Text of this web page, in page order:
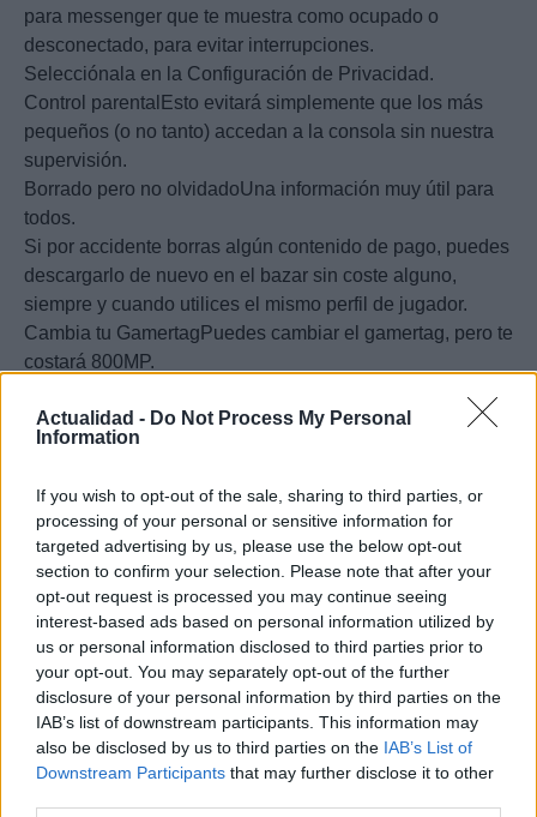
Actualidad - Do Not Process My Personal
Information
If you wish to opt-out of the sale, sharing to third parties, or
processing of your personal or sensitive information for
targeted advertising by us, please use the below opt-out
section to confirm your selection. Please note that after your
opt-out request is processed you may continue seeing
interest-based ads based on personal information utilized by
us or personal information disclosed to third parties prior to
your opt-out. You may separately opt-out of the further
disclosure of your personal information by third parties on the
IAB’s list of downstream participants. This information may
also be disclosed by us to third parties on the IAB’s List of
Downstream Participants that may further disclose it to other
para messenger que te muestra como ocupado o
desconectado, para evitar interrupciones.
Selecciónala en la Configuración de Privacidad.
Control parentalEsto evitará simplemente que los más
pequeños (o no tanto) accedan a la consola sin nuestra
supervisión.
Borrado pero no olvidadoUna información muy útil para
todos.
Si por accidente borras algún contenido de pago, puedes
descargarlo de nuevo en el bazar sin coste alguno,
siempre y cuando utilices el mismo perfil de jugador.
Cambia tu GamertagPuedes cambiar el gamertag, pero te
costará 800MP.
Perfil.
Usar un teclado de PC mediante USB (Gracias,
es posible conectar un teclado mediante el puerto USB
(él lo ha probado con un teclado Microsoft, ignoro si
funciona con otras marcas).
Via
0:29 /
4:27
1 /4
POWERED
BY
AdhubMedia